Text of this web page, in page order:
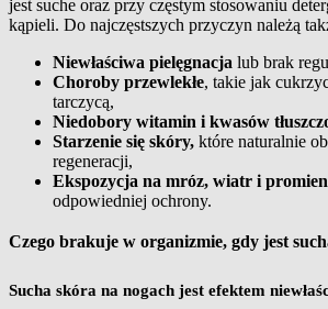
jest suche oraz przy częstym stosowaniu
kąpieli. Do najczęstszych przyczyn należą
Niewłaściwa pielęgnacja lub brak
Choroby przewlekłe, takie jak
tarczycą,
Niedobory witamin i kwasów
Starzenie się skóry, które naturalnie
regeneracji,
Ekspozycja na mróz, wiatr i
odpowiedniej ochrony.
Czego brakuje w organizmie, gdy jest
Sucha skóra na nogach jest efektem